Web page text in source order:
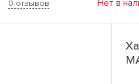
0 отзывов Нет в